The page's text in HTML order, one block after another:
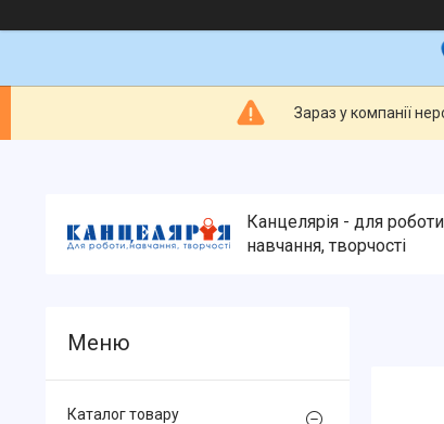
Зараз у компанії
Канцелярія - для
навчання, творчості
Каталог товару